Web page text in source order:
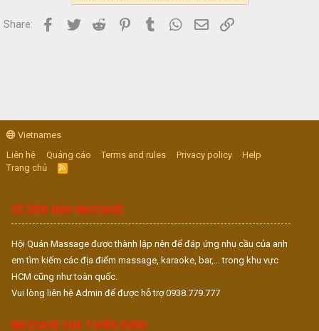
Share: Facebook
Twitter Reddit PinterestTumblr WhatsApp
Email
Vietnames
Liên hệ
Quảng cáo Terms and rules Privacy policy
Help
Trang chủ
R
S
VỀ DIỄN ĐÀN MASSAGE
Hội Quán Massage được thành lập nên để đáp ứng nhu cầu của anh
em tìm kiếm các địa điểm massage, karaoke, bar,... trong khu vực
HCM cũng như toàn quốc.
Vui lòng liên hệ Admin để được hỗ trợ 0938.779.777
MASSAGE VUA TUYỂN DỤNG